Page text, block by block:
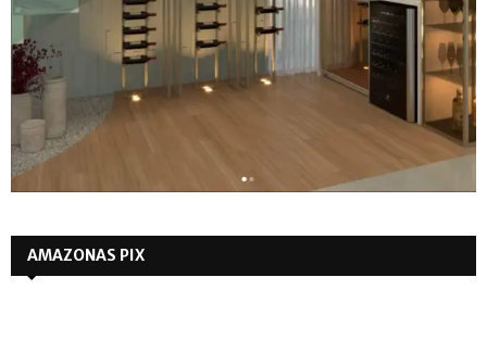
AMAZONAS PIX